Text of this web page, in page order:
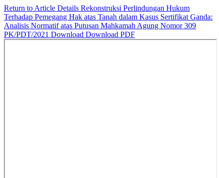
Return to Article Details Rekonstruksi Perlindungan Hukum
Terhadap Pemegang Hak atas Tanah dalam Kasus Sertifikat Ganda:
Analisis Normatif atas Putusan Mahkamah Agung Nomor 309
PK/PDT/2021 Download Download PDF